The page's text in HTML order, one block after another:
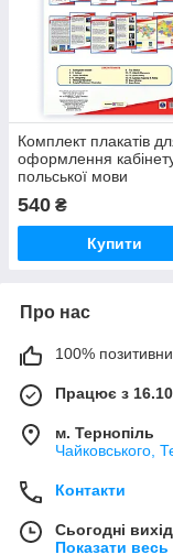
Комплект плакатів
оформлення
польської мови
540 ₴
Купити
Про нас
100%
Працює з
м. Тернопіль
Чайковського,
Контакти
Сьогодні
Показати